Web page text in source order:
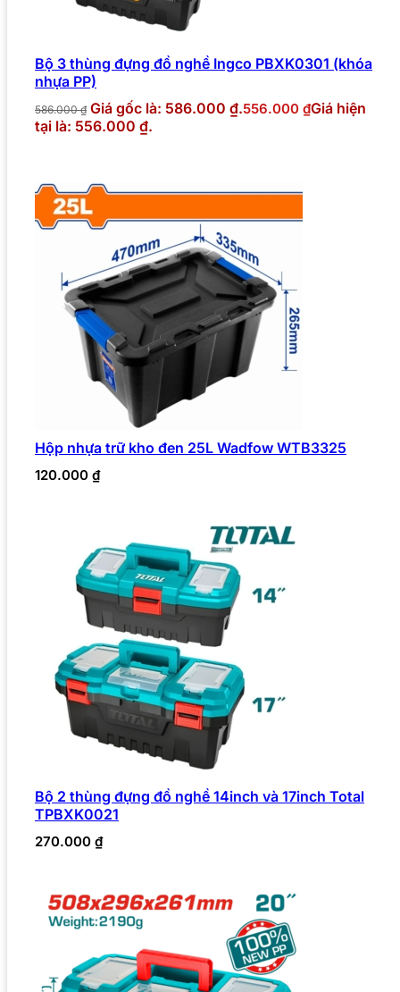
Bộ 3 thùng đựng đồ nghề Ingco PBXK0301 (khóa
nhựa PP)
586.000₫ Giá gốc là: 586.000 ₫.556.000 ₫Giá hiện
tại là: 556.000 ₫.
Hộp nhựa trữ kho đen 25L Wadfow WTB3325
120.000 ₫
Bộ 2 thùng đựng đồ nghề 14inch và 17inch Total
TPBXK0021
270.000 ₫